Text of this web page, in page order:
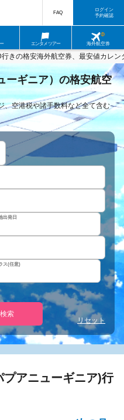
エンタメツアー 海外航空券
FAQ
ログイン
予約確認
行きの格安海外航空券、最安値カレン
ーギニア）の格安航空
、空港税や諸手数料など全て含む
出発日
ス(任意)
索
リセット
アニューギニア)行